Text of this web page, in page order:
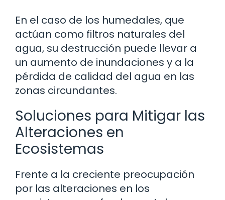
En el caso de los humedales, que
actúan como filtros naturales del
agua, su destrucción puede llevar a
un aumento de inundaciones y a la
pérdida de calidad del agua en las
zonas circundantes.
Soluciones para Mitigar las
Alteraciones en
Ecosistemas
Frente a la creciente preocupación
por las alteraciones en los